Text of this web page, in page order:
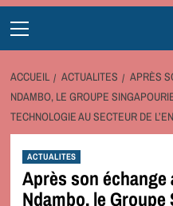
Menu
ACCUEIL ACTUALITES
APRÈS
NDAMBO, LE GROUPE
TECHNOLOGIE AU SECTEUR DE
ACTUALITES
Après son échange
Ndambo, le